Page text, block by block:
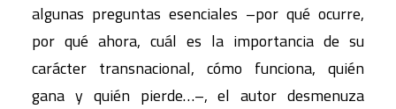
algunas preguntas esenciales –por qué ocurre,
por qué ahora, cuál es la importancia de su
carácter transnacional, cómo funciona, quién
gana y quién pierde…–, el autor desmenuza